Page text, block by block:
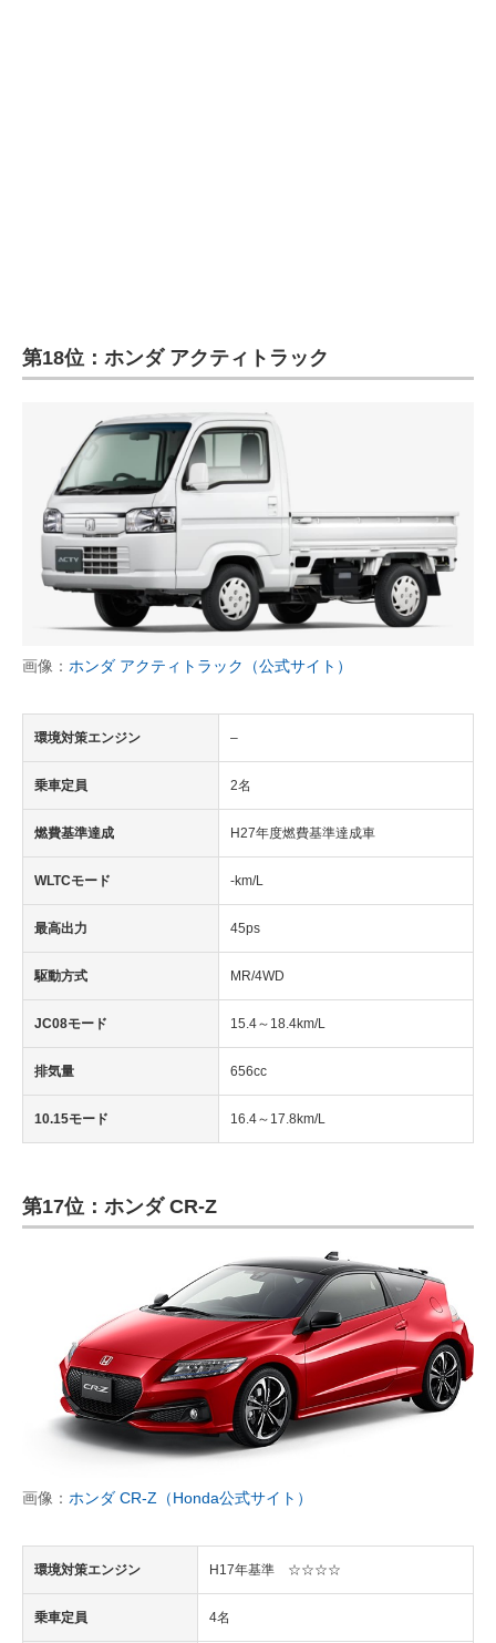
第18位：ホンダ アクティトラック
画像： ホンダ アクティトラック（公式サイト）
環境対策エンジン –
乗車定員 2名
燃費基準達成 H27年度燃費基準達成車
WLTCモード -km/L
最高出力 45ps
駆動方式 MR/4WD
JC08モード 15.4～18.4km/L
排気量 656cc
10.15モード 16.4～17.8km/L
第17位：ホンダ CR-Z
画像： ホンダ CR-Z（Honda公式サイト）
環境対策エンジン H17年基準 ☆☆☆☆
乗車定員 4名